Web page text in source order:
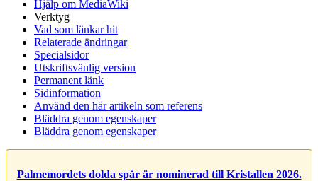
Hjälp om MediaWiki
Verktyg
Vad som länkar hit
Relaterade ändringar
Specialsidor
Utskriftsvänlig version
Permanent länk
Sidinformation
Använd den här artikeln som referens
Bläddra genom egenskaper
Bläddra genom egenskaper
Palmemordets dolda spår är nominerad till Kristallen 2026.